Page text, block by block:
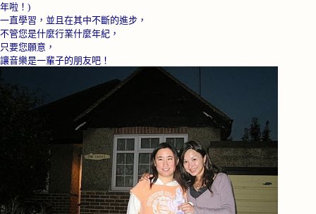
年啦！ )
一直學習，並且在其中不斷的進步，
不管您是什麼行業什麼年紀，
只要您願意，
讓音樂是一輩子的朋友吧！